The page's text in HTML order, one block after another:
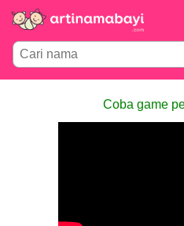
Coba game